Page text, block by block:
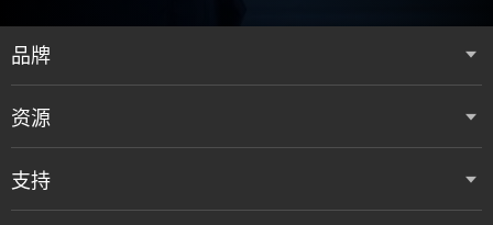
品牌
资源
支持